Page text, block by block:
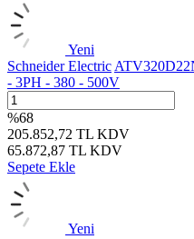
Yeni
Schneider Electric
- 3PH - 380 - 500V
%68
205.852,72 TL KDV
65.872,87 TL KDV
Sepete Ekle
Yeni